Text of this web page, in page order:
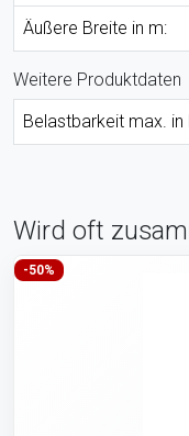
Äußere Breite in m:
Weitere Produktdaten
Belastbarkeit max. in
Wird oft
-50%